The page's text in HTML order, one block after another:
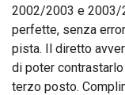
2002/2003 e 2003/
perfette, senza
pista. Il diretto
di poter
terzo posto.